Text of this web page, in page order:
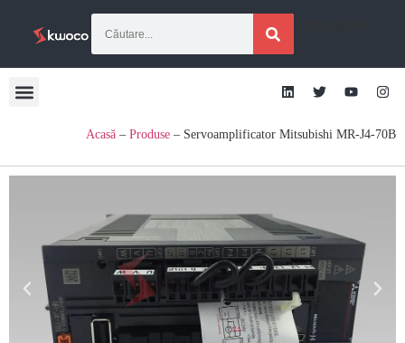
Acasă – Produse – Servoamplificator Mitsubishi MR-J4-70B